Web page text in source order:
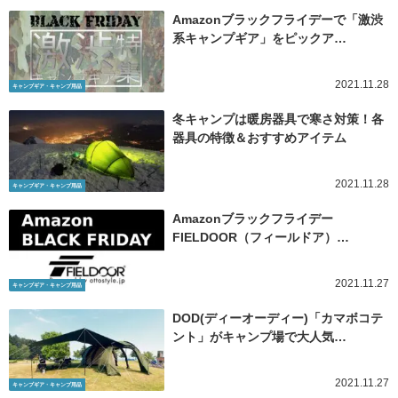
キャンプギア・キャンプ用品
Amazonブラックフライデーで「激渋
系キャンプギア」をピックア…
2021.11.28
キャンプギア・キャンプ用品
冬キャンプは暖房器具で寒さ対策！各
器具の特徴＆おすすめアイテム
2021.11.28
キャンプギア・キャンプ用品
Amazonブラックフライデー
FIELDOOR（フィールドア）…
2021.11.27
キャンプギア・キャンプ用品
DOD(ディーオーディー)「カマボコテ
ント」がキャンプ場で大人気…
2021.11.27